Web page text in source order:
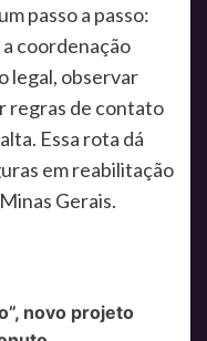
passo a passo:
coordenação
legal, observar
regras de contato
Essa rota dá
em reabilitação
Gerais.
novo projeto